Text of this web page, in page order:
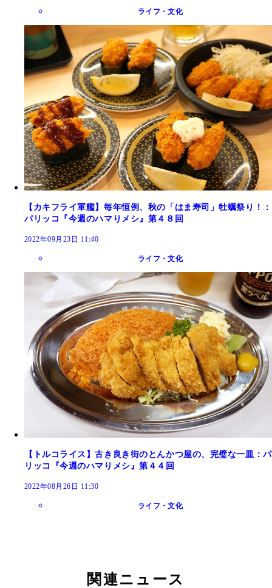
ライフ・文化
【カキフライ軍艦】毎年恒例、秋の「はま寿司」牡蠣祭り！：
パリッコ『今週のハマりメシ』第４８回
2022年09月23日 11:40
ライフ・文化
【トルコライス】古き良き街のとんかつ屋の、完璧な一皿：パ
リッコ『今週のハマりメシ』第４４回
2022年08月26日 11:30
ライフ・文化
関連ニュース